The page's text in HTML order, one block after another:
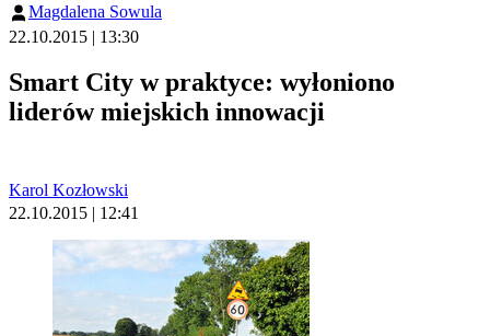
Magdalena Sowula
22.10.2015 | 13:30
Smart City w praktyce: wyłoniono
liderów miejskich innowacji
Karol Kozłowski
22.10.2015 | 12:41